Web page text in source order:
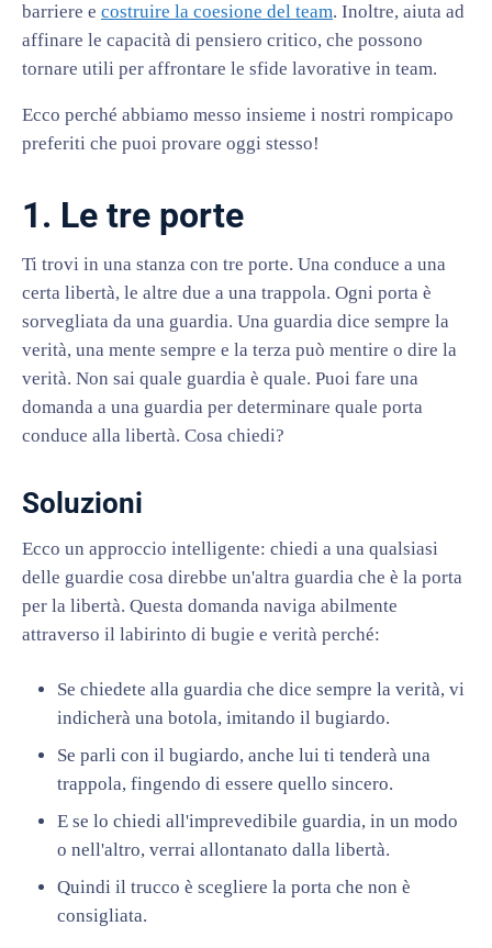
barriere e costruire la coesione del team. Inoltre, aiuta ad
affinare le capacità di pensiero critico, che possono
tornare utili per affrontare le sfide lavorative in team.
Ecco perché abbiamo messo insieme i nostri rompicapo
preferiti che puoi provare oggi stesso!
1. Le tre porte
Ti trovi in una stanza con tre porte. Una conduce a una
certa libertà, le altre due a una trappola. Ogni porta è
sorvegliata da una guardia. Una guardia dice sempre la
verità, una mente sempre e la terza può mentire o dire la
verità. Non sai quale guardia è quale. Puoi fare una
domanda a una guardia per determinare quale porta
conduce alla libertà. Cosa chiedi?
Soluzioni
Ecco un approccio intelligente: chiedi a una qualsiasi
delle guardie cosa direbbe un'altra guardia che è la porta
per la libertà. Questa domanda naviga abilmente
attraverso il labirinto di bugie e verità perché:
Se chiedete alla guardia che dice sempre la verità, vi
indicherà una botola, imitando il bugiardo.
Se parli con il bugiardo, anche lui ti tenderà una
trappola, fingendo di essere quello sincero.
E se lo chiedi all'imprevedibile guardia, in un modo
o nell'altro, verrai allontanato dalla libertà.
Quindi il trucco è scegliere la porta che non è
consigliata.